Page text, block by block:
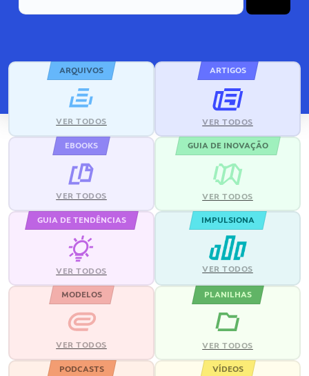
ARQUIVOS
VER TODOS
ARTIGOS
VER TODOS
EBOOKS
VER TODOS
GUIA DE INOVAÇÃO
VER TODOS
GUIA DE TENDÊNCIAS
VER TODOS
IMPULSIONA
VER TODOS
MODELOS
VER TODOS
PLANILHAS
VER TODOS
PODCASTS VÍDEOS